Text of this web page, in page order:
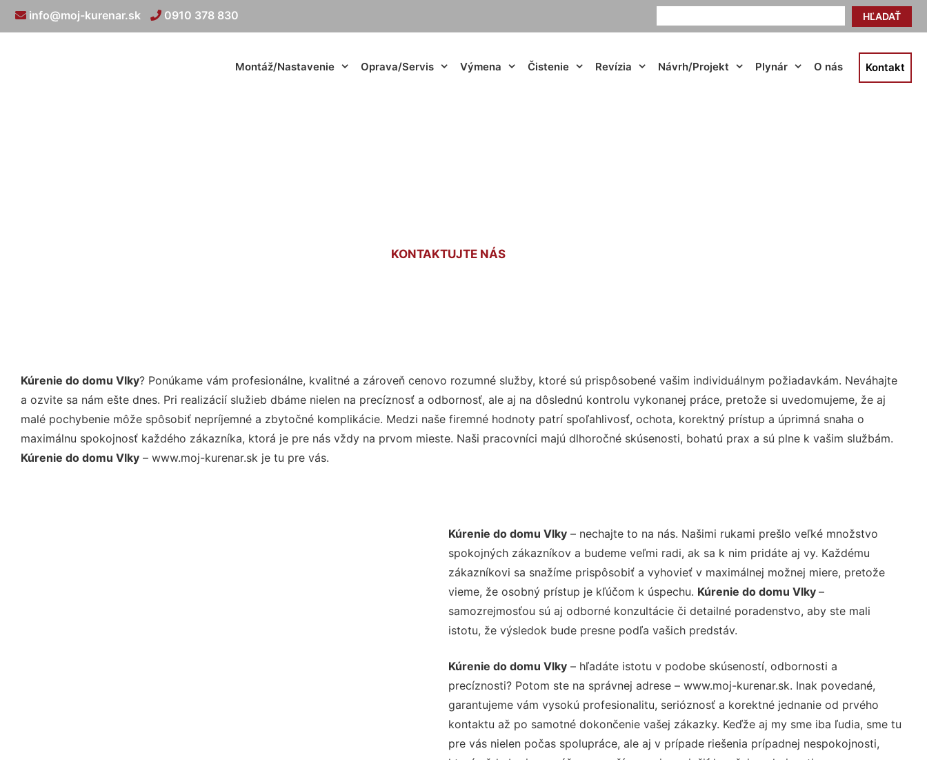
HĽADAŤ
info@moj-kurenar.sk 0910 378 830
Montáž/Nastavenie Oprava/Servis Výmena Čistenie Revízia Návrh/Projekt Plynár O nás Kontakt
KONTAKTUJTE NÁS
Kúrenie do domu Vlky? Ponúkame vám profesionálne, kvalitné a zároveň cenovo rozumné služby, ktoré sú prispôsobené vašim individuálnym požiadavkám. Neváhajte
a ozvite sa nám ešte dnes. Pri realizácií služieb dbáme nielen na precíznosť a odbornosť, ale aj na dôslednú kontrolu vykonanej práce, pretože si uvedomujeme, že aj
malé pochybenie môže spôsobiť nepríjemné a zbytočné komplikácie. Medzi naše firemné hodnoty patrí spoľahlivosť, ochota, korektný prístup a úprimná snaha o
maximálnu spokojnosť každého zákazníka, ktorá je pre nás vždy na prvom mieste. Naši pracovníci majú dlhoročné skúsenosti, bohatú prax a sú plne k vašim službám.
Kúrenie do domu Vlky – www.moj-kurenar.sk je tu pre vás.
Kúrenie do domu Vlky– nechajte to na nás. Našimi rukami prešlo veľké množstvo
spokojných zákazníkov a budeme veľmi radi, ak sa k nim pridáte aj vy. Každému
zákazníkovi sa snažíme prispôsobiť a vyhovieť v maximálnej možnej miere, pretože
vieme, že osobný prístup je kľúčom k úspechu. Kúrenie do domu Vlky –
samozrejmosťou sú aj odborné konzultácie či detailné poradenstvo, aby ste mali
istotu, že výsledok bude presne podľa vašich predstáv.
Kúrenie do domu Vlky– hľadáte istotu v podobe skúseností, odbornosti a
precíznosti? Potom ste na správnej adrese – www.moj-kurenar.sk. Inak povedané,
garantujeme vám vysokú profesionalitu, serióznosť a korektné jednanie od prvého
kontaktu až po samotné dokončenie vašej zákazky. Keďže aj my sme iba ľudia, sme tu
pre vás nielen počas spolupráce, ale aj v prípade riešenia prípadnej nespokojnosti,